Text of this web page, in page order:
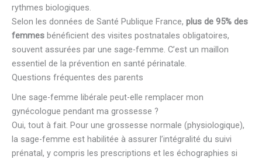
rythmes biologiques.
Selon les données de Santé Publique France, plus de 95% des
femmes bénéficient des visites postnatales obligatoires,
souvent assurées par une sage-femme. C’est un maillon
essentiel de la prévention en santé périnatale.
Questions fréquentes des parents
Une sage-femme libérale peut-elle remplacer mon
gynécologue pendant ma grossesse ?
Oui, tout à fait. Pour une grossesse normale (physiologique),
la sage-femme est habilitée à assurer l’intégralité du suivi
prénatal, y compris les prescriptions et les échographies si